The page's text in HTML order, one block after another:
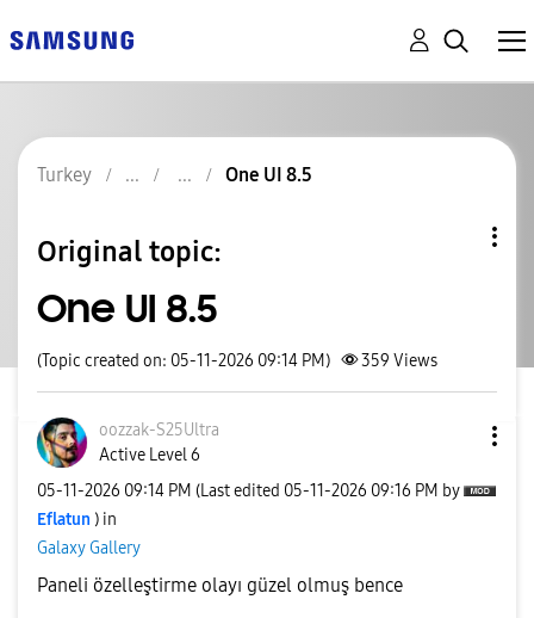
Turkey One UI 8.5
Original topic:
One UI 8.5
(Topic created on: 05-11-2026 09:14 PM) 359 Views
oozzak-S25Ultra
Active Level 6
‎05-11-2026 09:14 PM (Last edited ‎05-11-2026 09:16 PM by
Eflatun ) in
Galaxy Gallery
Paneli özelleştirme olayı güzel olmuş bence